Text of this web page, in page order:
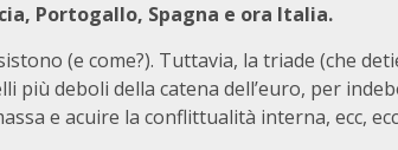
Portogallo, Spagna e ora Italia.
(e come?). Tuttavia, la triade (che
più deboli della catena dell’euro, per
e acuire la conflittualità interna, ecc,